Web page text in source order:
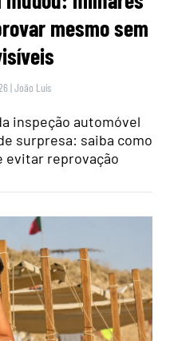
mesmo sem
|João Luís
inspeção automóvel
surpresa: saiba como
evitar reprovação